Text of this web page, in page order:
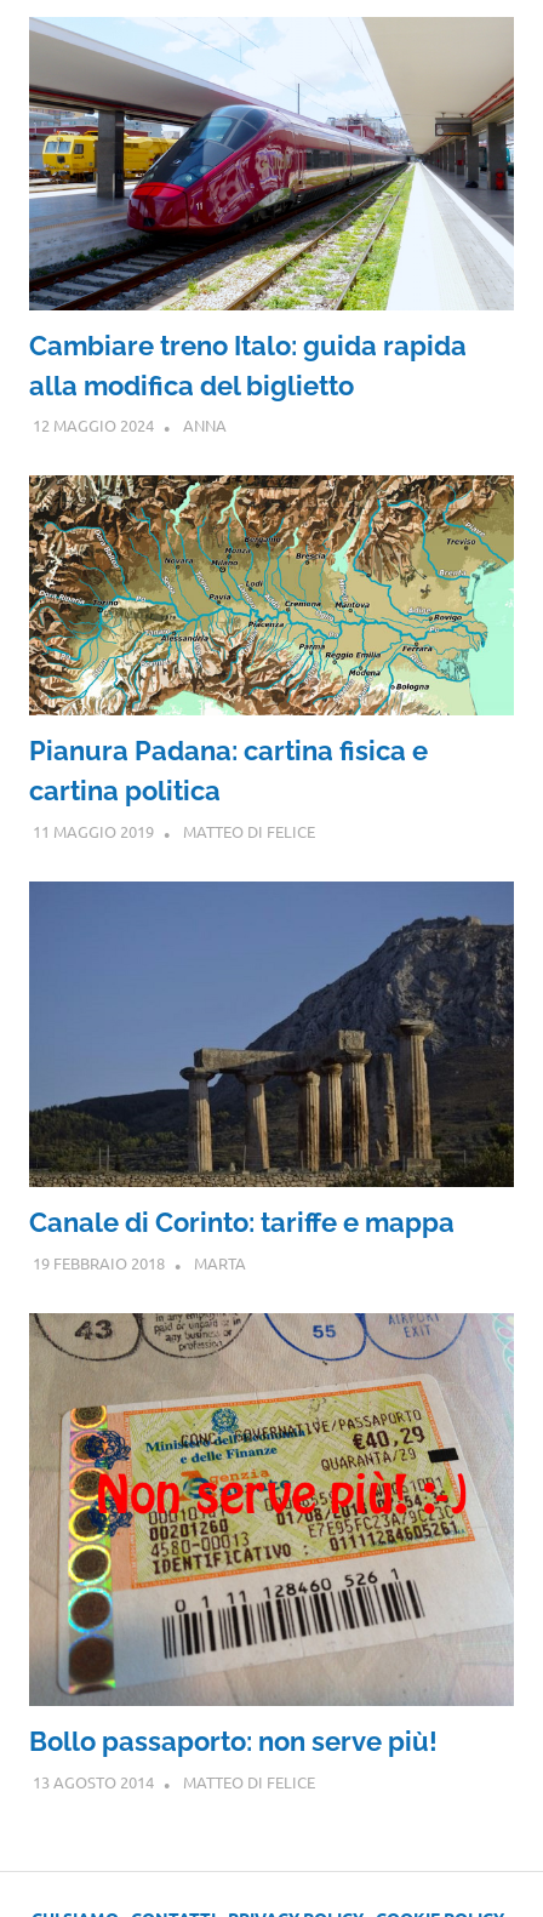
Cambiare treno Italo: guida rapida
alla modifica del biglietto
12 MAGGIO 2024 ANNA
Pianura Padana: cartina fisica e
cartina politica
11 MAGGIO 2019 MATTEO DI FELICE
Canale di Corinto: tariffe e mappa
19 FEBBRAIO 2018 MARTA
Bollo passaporto: non serve più!
13 AGOSTO 2014 MATTEO DI FELICE